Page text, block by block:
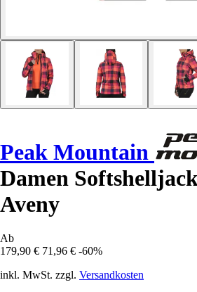
Peak Mountain
Damen
Aveny
Ab
179,90 € 71,96 € -60%
inkl. MwSt. zzgl. Versandkosten